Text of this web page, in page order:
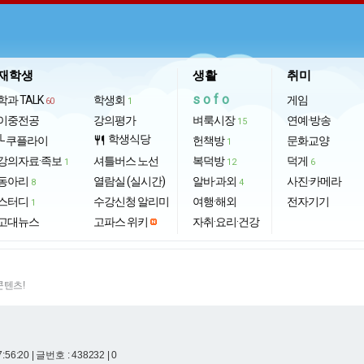
학생
과 TALK 60
중전공
└ 쿠플라이
의자료·족보 1
아리 8
터디 1
대뉴스
학생회 1
강의평가
restaurant 학생식당
셔틀버스 노선
열람실 (실시간)
수강신청 알리미
고파스 위키
생활
sofo
벼룩시장 15
헌책방 1
복덕방 12
알바·과외 4
여행·해외
자취·요리·건강
취미
게임
연예·방송
문화교양
덕게 6
사진·카메라
전자기기
텐츠!
| 글번호 : 438232 | 0